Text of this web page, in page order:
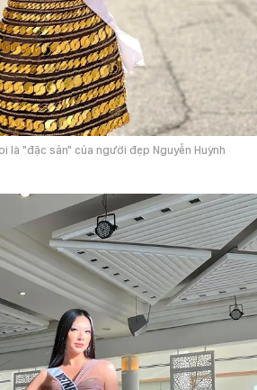
là "đặc sản" của người đẹp Nguyễn Huỳnh